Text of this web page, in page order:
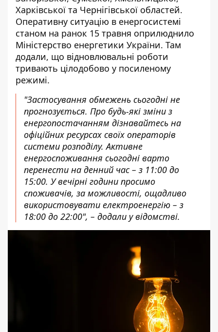
Харківської та Чернігівської областей.
Оперативну ситуацію в енергосистемі
станом на ранок 15 травня оприлюднило
Міністерство енергетики України. Там
додали, що відновлювальні роботи
тривають цілодобово у посиленому
режимі.
"Застосування обмежень сьогодні не
прогнозується. Про будь-які зміни з
енергопостачанням дізнавайтесь на
офіційних ресурсах своїх операторів
системи розподілу. Активне
енергоспоживання сьогодні варто
перенести на денний час – з 11:00 до
15:00. У вечірні години просимо
споживачів, за можливості, ощадливо
використовувати електроенергію – з
18:00 до 22:00", – додали у відомстві.